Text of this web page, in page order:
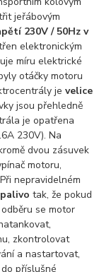
jeřábovým
230V / 50Hz v
elektronickým
míru elektrické
otáčky motoru
jevelice
jsou přehledně
je opatřena
230V). Na
dvou zásuvek
motoru,
nepravidelném
tak, že pokud
se motor
zkontrolovat
a nastartovat,
příslušné